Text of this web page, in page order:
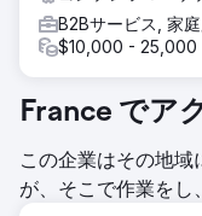
ンツを作成しました
高い数万のキーワー
成を計画しました。
グの可視性とエンゲ
わずか6ヶ月で、NN
者数はゼロから10万
400万件以上のオー
B2Bサービス, 家
$10,000 - 25,000
France でア
この企業はその地
が、そこで作業をし